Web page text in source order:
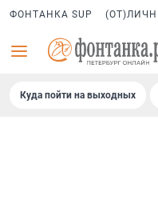
ФОНТАНКА SUP
Куда пойти на выходных